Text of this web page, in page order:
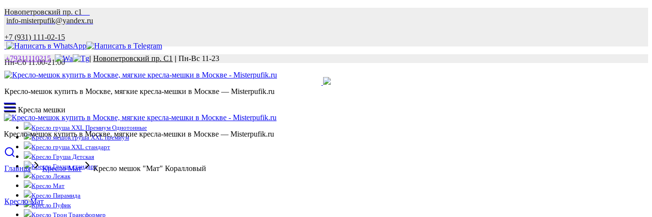
Новопетровский пр. с1
info-misterpufik@yandex.ru
+7 (931) 111-02-15
Пн-Сб 11.00-21.00
+79311110215 | Новопетровский пр. С1 | Пн-Вс 11-23
Кресло-мешок купить в Москве, мягкие кресла-мешки в Москве — Misterpufik.ru
Кресла мешки
Кресло груша XXL Премиум Однотонные
Кресло мешок груша XXL премиум
Кресло груша XXL стандарт
Кресло Груша Детская
Кресло Груша стандарт
Кресло Лежак
Кресло Мат
Кресло Пирамида
Кресло Пуфик
Кресло Трон Трансформер
Кресло-мешок купить в Москве, мягкие кресла-мешки в Москве — Misterpufik.ru
Главная Кресло Мат Кресло мешок "Мат" Коралловый
Кресло Мат